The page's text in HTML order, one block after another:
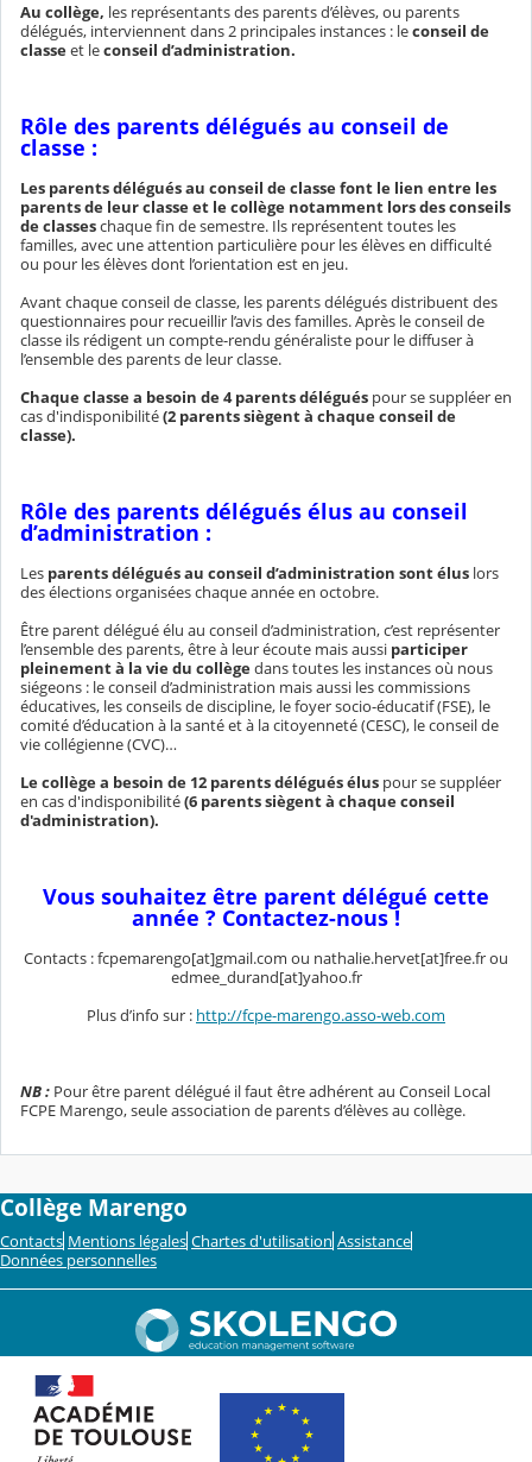
Au collège, les représentants des parents d’élèves, ou parents
délégués, interviennent dans 2 principales instances : leconseil de
classeet leconseil d’administration.
Rôle des parents délégués au conseil de
classe :
Les parents délégués au conseil de classe font le lien entre les
parents de leur classe et le collège notamment lors des conseils
de classeschaque fin de semestre. Ils représentent toutes les
familles, avec une attention particulière pour les élèves en difficulté
ou pour les élèves dont l’orientation est en jeu.
Avant chaque conseil de classe, les parents délégués distribuent des
questionnaires pour recueillir l’avis des familles. Après le conseil de
classe ils rédigent un compte-rendu généraliste pour le diffuser à
l’ensemble des parents de leur classe.
Chaque classe a besoin de 4 parents délégués pour se suppléer en
cas d'indisponibilité(2 parents siègent à chaque conseil de
classe).
Rôle des parents délégués élus au conseil
d’administration :
Les parents délégués au conseil d’administration sont élus lors
des élections organisées chaque année en octobre.
Être parent délégué élu au conseil d’administration, c’est représenter
l’ensemble des parents, être à leur écoute mais aussi participer
pleinement à la vie du collègedans toutes les instances où nous
siégeons : le conseil d’administration mais aussi les commissions
éducatives, les conseils de discipline, le foyer socio-éducatif (FSE), le
comité d’éducation à la santé et à la citoyenneté (CESC), le conseil de
vie collégienne (CVC)…
Le collège a besoin de 12 parents délégués élus pour se suppléer
en cas d'indisponibilité(6 parents siègent à chaque conseil
d'administration).
Vous souhaitez être parent délégué cette
année ? Contactez-nous !
Contacts : fcpemarengo[at]gmail.com ou nathalie.hervet[at]free.fr ou
edmee_durand[at]yahoo.fr
Plus d’info sur : http://fcpe-marengo.asso-web.com
NB : Pour être parent délégué il faut être adhérent au Conseil Local
FCPE Marengo, seule association de parents d’élèves au collège.
Collège Marengo
Contacts Mentions légales Chartes d'utilisation Assistance
Données personnelles